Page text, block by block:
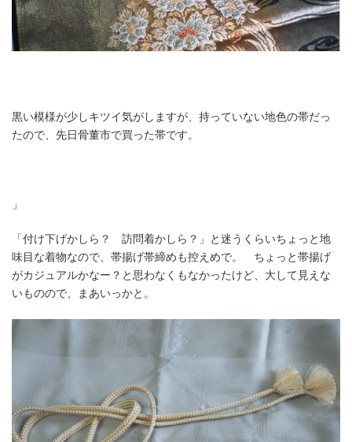
黒い模様が少しキツイ気がしますが、持っていない地色の帯だっ
たので、先日骨董市で買った帯です。
」
「付け下げかしら？ 訪問着かしら？」と迷うくらいちょっと地
味目な着物なので、帯揚げ帯締めも控えめで。 ちょっと帯揚げ
がカジュアルかなー？と思わなくもなかったけど、大して見えな
いものので、まあいっかと。